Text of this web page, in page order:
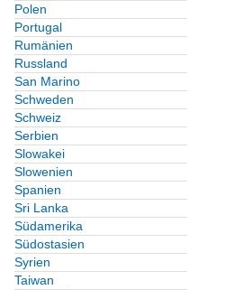
Polen
Portugal
Rumänien
Russland
San Marino
Schweden
Schweiz
Serbien
Slowakei
Slowenien
Spanien
Sri Lanka
Südamerika
Südostasien
Syrien
Taiwan